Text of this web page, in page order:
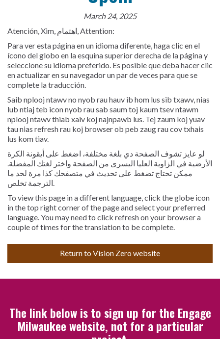
March 24, 2025
Atención,
Xim, اهتمام, Attention:
Para ver esta página en un idioma diferente, haga clic en el
ícono del globo en la esquina superior derecha de la página y
seleccione su idioma preferido. Es posiblequedebahacerclic
enactualizarensunavegadorunpardeveces paraquese
complete latraducción.
Saib nplooj ntawv no nyob rau hauv ib hom lus sib txawv, nias
lub ntiaj teb icon nyob rau sab saum toj kaum tsev ntawm
nplooj ntawv thiab xaiv koj najnpawb lus. Tej zaum koj yuav
tau nias refresh rau koj browser ob peb zaug rau cov txhais
lus kom tiav.
لو عايز تشوف الصفحة دي بلغة مختلفة، اضغط على أيقونة الكرة
الأرضية في الزاوية العليا اليسرى من الصفحة واختر لغتك المفضلة.
ممكن تحتاج تضغط على تحديث في متصفحك كذا مرة لحد ما
الترجمة تخلص.
To view this page in a different language, click the globe icon
in the top right corner of the page and select your preferred
language. You may need to click refresh on your browser a
couple of times for the translation to be complete.
Return to Vision Zero website
The link below is to sign up for the Engage
Milwaukee website, not for a particular